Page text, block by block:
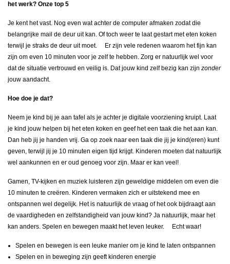
het werk? Onze top 5
Je kent het vast. Nog even wat achter de computer afmaken zodat die
belangrijke mail de deur uit kan. Of toch weer te laat gestart met eten koken
terwijl je straks de deur uit moet. Er zijn vele redenen waarom het fijn kan
zijn om even 10 minuten voor je zelf te hebben. Zorg er natuurlijk wel voor
dat de situatie vertrouwd en veilig is. Dat jouw kind zelf bezig kan zijn zonder
jouw aandacht.
Hoe doe je dat?
Neem je kind bij je aan tafel als je achter je digitale voorziening kruipt. Laat
je kind jouw helpen bij het eten koken en geef het een taak die het aan kan.
Dan heb jij je handen vrij. Ga op zoek naar een taak die jij je kind(eren) kunt
geven, terwijl jij je 10 minuten eigen tijd krijgt. Kinderen moeten dat natuurlijk
wel aankunnen en er oud genoeg voor zijn. Maar er kan veel!
Gamen, TV-kijken en muziek luisteren zijn geweldige middelen om even die
10 minuten te creëren. Kinderen vermaken zich er uitstekend mee en
ontspannen wel degelijk. Het is natuurlijk de vraag of het ook bijdraagt aan
de vaardigheden en zelfstandigheid van jouw kind? Ja natuurlijk, maar het
kan anders. Spelen en bewegen maakt het leven leuker. Echt waar!
Spelen en bewegen is een leuke manier om je kind te laten ontspannen
Spelen en in beweging zijn geeft kinderen energie